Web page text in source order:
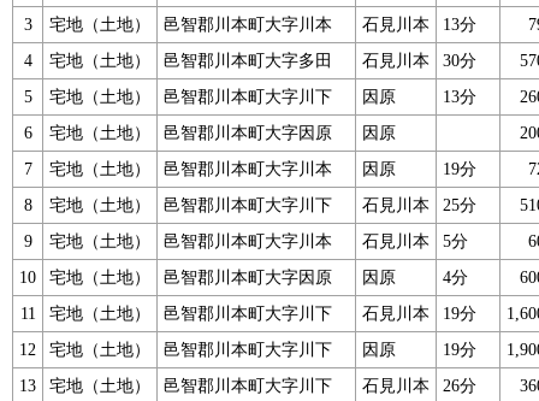
3
宅地（土地） 邑智郡川本町大字川本 石見川本 13分
4
宅地（土地） 邑智郡川本町大字多田 石見川本 30分
5
宅地（土地） 邑智郡川本町大字川下 因原 13分
6
宅地（土地） 邑智郡川本町大字因原 因原
7
宅地（土地） 邑智郡川本町大字川本 因原 19分
8
宅地（土地） 邑智郡川本町大字川下 石見川本 25分
9
宅地（土地） 邑智郡川本町大字川本 石見川本 5分
10
宅地（土地） 邑智郡川本町大字因原 因原 4分
11
宅地（土地） 邑智郡川本町大字川下 石見川本 19分
12
宅地（土地） 邑智郡川本町大字川下 因原 19分
13
宅地（土地） 邑智郡川本町大字川下 石見川本 26分